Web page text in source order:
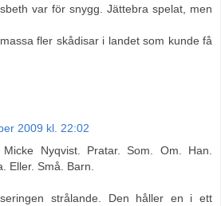
var för snygg. Jättebra spelat, men
fler skådisar i landet som kunde få
2009 kl. 22:02
Nyqvist. Pratar. Som. Om. Han.
Eller. Små. Barn.
strålande. Den håller en i ett